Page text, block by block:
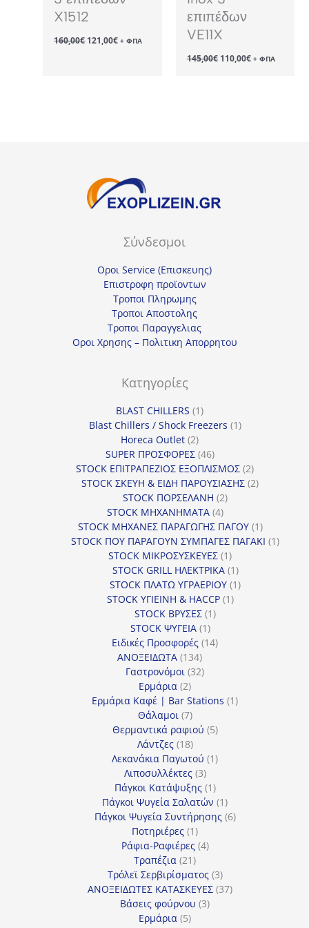
X1512
160,00€ Original
price
121,00€Η+ ΦΠΑ
επιπέδων
VE11X
145,00€ Original
price
110,00€Η+ ΦΠΑ
Σύνδεσμοι
Οροι Service (Επισκευης)
Επιστροφη προϊοντων
Τροποι Πληρωμης
Τροποι Αποστολης
Τροποι Παραγγελιας
Οροι Χρησης – Πολιτικη Απορρητου
Κατηγορίες
BLAST CHILLERS 11
προϊόν
Blast Chillers / Shock Freezers 11
Horeca Outlet 22
προϊόντα
SUPER ΠΡΟΣΦΟΡΕΣ 4646
προϊόντα
STOCK ΕΠΙΤΡΑΠΕΖΙΟΣ ΕΞΟΠΛΙΣΜΟΣ 22
προϊόντα
STOCK ΣΚΕΥΗ & ΕΙΔΗ ΠΑΡΟΥΣΙΑΣΗΣ 22
STOCK ΠΟΡΣΕΛΑΝΗ 22
STOCK ΜΗΧΑΝΗΜΑΤΑ 44
προϊόντα
STOCK ΜΗΧΑΝΕΣ ΠΑΡΑΓΩΓΗΣ ΠΑΓΟΥ 11
προϊόν
STOCK ΠΟΥ ΠΑΡΑΓΟΥΝ ΣΥΜΠΑΓΕΣ ΠΑΓΑΚΙ 11
STOCK ΜΙΚΡΟΣΥΣΚΕΥΕΣ 11
προϊόν
STOCK GRILL ΗΛΕΚΤΡΙΚΑ 11
προϊόν
STOCK ΠΛΑΤΩ ΥΓΡΑΕΡΙΟΥ 11
STOCK ΥΓΙΕΙΝΗ & HACCP 11
STOCK ΒΡΥΣΕΣ 11
STOCK ΨΥΓΕΙΑ 11
προϊόν
Ειδικές Προσφορές 1414
ΑΝΟΞΕΙΔΩΤΑ 134134
προϊόντα
Γαστρονόμοι 3232
Ερμάρια 22
προϊόντα
Ερμάρια Καφέ | Bar Stations 11
Θάλαμοι 77
προϊόντα
Θερμαντικά ραφιού 55
Λάντζες 1818
προϊόντα
Λεκανάκια Παγωτού 11
Λιποσυλλέκτες 33
προϊόντα
Πάγκοι Κατάψυξης 11
προϊόν
Πάγκοι Ψυγεία Σαλατών 11
προϊόν
Πάγκοι Ψυγεία Συντήρησης 66
Ποτηριέρες 11
προϊόν
Ράφια-Ραφιέρες 44
Τραπέζια 2121
προϊόντα
Τρόλεϊ Σερβιρίσματος 33
προϊόντα
ΑΝΟΞΕΙΔΩΤΕΣ ΚΑΤΑΣΚΕΥΕΣ 3737
Βάσεις φούρνου 33
Ερμάρια 55